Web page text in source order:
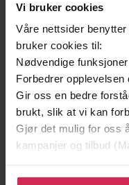
Vi bruker cookies
Våre nettsider
bruker cookies til:
Nødvendige
Forbedrer
Gir oss en bedre
brukt, slik at vi kan
Gjør det mulig for oss
kampanjer og tilbud
Klikk på «Godta alle»
149,-